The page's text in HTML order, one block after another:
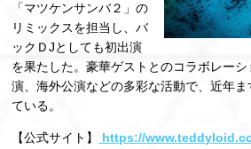
「マツケンサンバ２」の
リミックスを担当し、バ
ックＤJとしても初出演
を果たした。豪華ゲストとのコラボレー
演、海外公演などの多彩な活動で、近年
ている。
【公式サイト】
https://